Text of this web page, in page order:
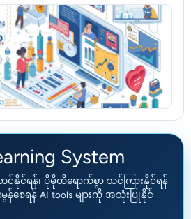
System
င်နိုင်ရန်၊ ပိုမိုထိရောက်စွာ သင်ကြားနိုင်ရန်
န်စေရန် AI tools များကို အသုံးပြုနိုင်